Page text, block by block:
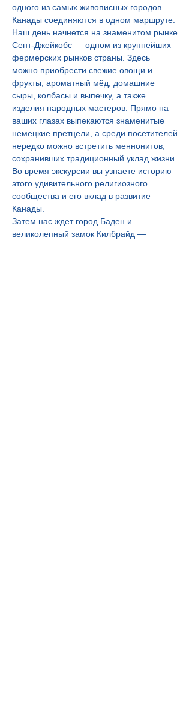
одного из самых живописных городов
Канады соединяются в одном маршруте.
Наш день начнется на знаменитом рынке
Сент-Джейкобс — одном из крупнейших
фермерских рынков страны. Здесь
можно приобрести свежие овощи и
фрукты, ароматный мёд, домашние
сыры, колбасы и выпечку, а также
изделия народных мастеров. Прямо на
ваших глазах выпекаются знаменитые
немецкие претцели, а среди посетителей
нередко можно встретить меннонитов,
сохранивших традиционный уклад жизни.
Во время экскурсии вы узнаете историю
этого удивительного религиозного
сообщества и его вклад в развитие
Канады.
Затем нас ждет город Баден и
великолепный замок Килбрайд —